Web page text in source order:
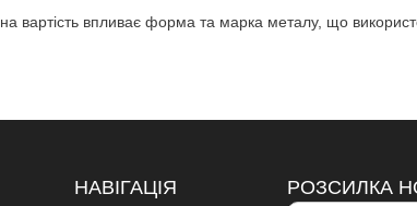
вартість впливає форма та марка металу, що
НАВІГАЦІЯ РОЗСИЛКА